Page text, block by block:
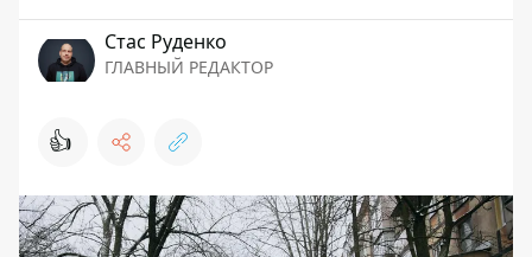
Стаc Руденко
ГЛАВНЫЙ РЕДАКТОР
👍